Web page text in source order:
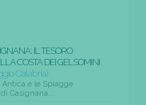
IL TESORO
COSTA DEI GELSOMINI
Calabria)
Antica e le Spiagge
Casignana...